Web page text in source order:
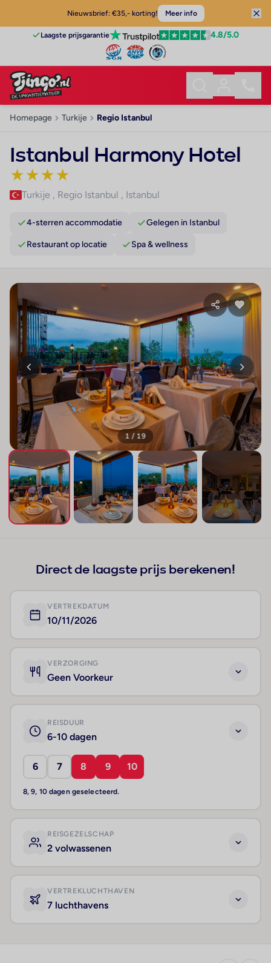
Nieuwsbrief: €35,- korting! Meer info
Laagste prijsgarantie 4.8/5.0
Homepage Turkije Regio Istanbul
Istanbul Harmony Hotel
★★★★
Turkije , Regio Istanbul , Istanbul
4-sterren accommodatie Gelegen in Istanbul
Restaurant op locatie Spa & wellness
1 / 19
Direct de laagste prijs berekenen!
VERTREKDATUM
10/11/2026
VERZORGING
Geen Voorkeur
REISDUUR
6-10 dagen
6 7 8 9 10
8, 9, 10 dagen geselecteerd.
REISGEZELSCHAP
2 volwassenen
VERTREKLUCHTHAVEN
7 luchthavens